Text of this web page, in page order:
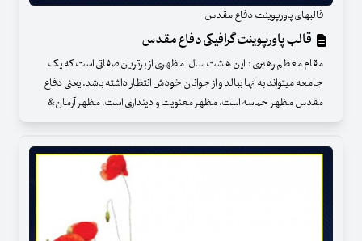
قالبهای پاورپوینت دفاع مقدس
قالب پاورپوینت گرافیکی دفاع مقدس
مقام معظم رهبری : این هشت سال، مظهری از برترین صفاتی است که یک
جامعه میتواند به آنها ببالد و از جوانان خودش انتظار داشته باشد. یعنی دفاع
مقدس مظهر حماسه است، مظهر معنویت و دینداری است، مظهر آرمان‌‌‌‌‌‌‌‌&